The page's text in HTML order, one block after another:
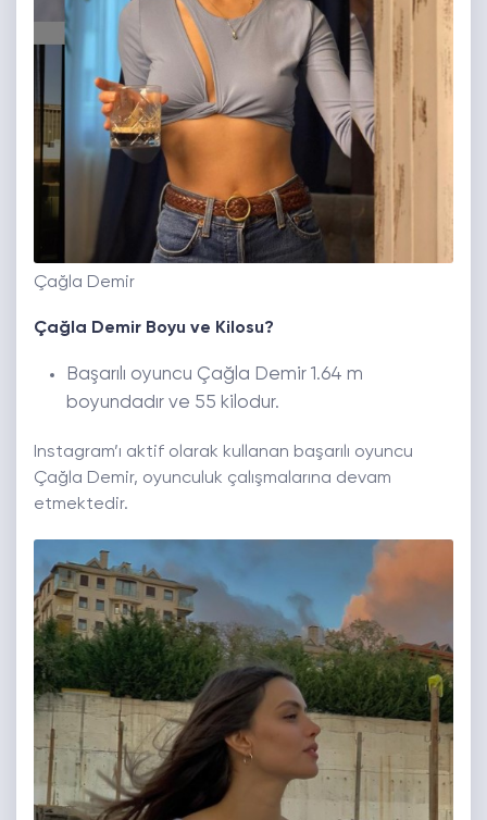
Çağla Demir
Çağla Demir Boyu ve Kilosu?
Başarılı oyuncu Çağla Demir 1.64 m
boyundadır ve 55 kilodur.
Instagram’ı aktif olarak kullanan başarılı oyuncu
Çağla Demir, oyunculuk çalışmalarına devam
etmektedir.